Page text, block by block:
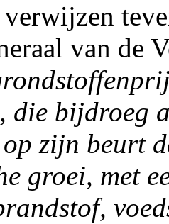
van de
die bijdroeg
zijn beurt
groei, met